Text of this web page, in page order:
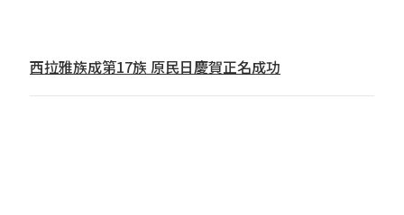
西拉雅族成第17族 原民日慶賀正名成功